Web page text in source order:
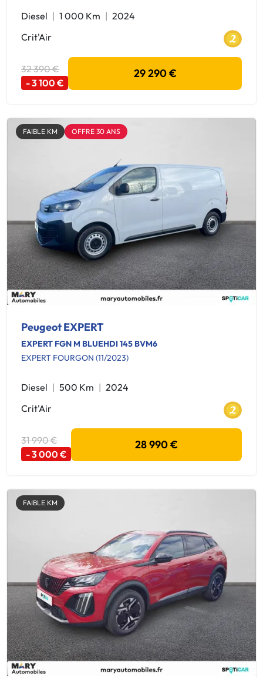
Diesel 1 000 Km
2024
Crit'Air
32 390 €
- 3 100 €
29 290 €
FAIBLE KM OFFRE 30 ANS
Peugeot EXPERT
EXPERT FGN M BLUEHDI 145 BVM6
EXPERT FOURGON (11/2023)
Diesel 500 Km
2024
Crit'Air
31 990 €
- 3 000 €
28 990 €
FAIBLE KM